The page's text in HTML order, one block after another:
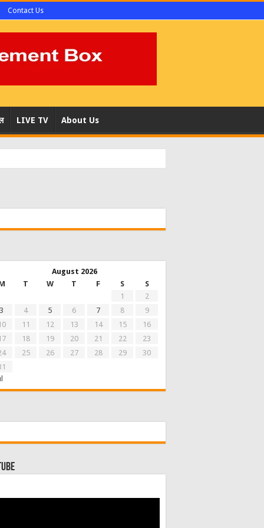
Contact Us
LIVE TV About Us
August 2026
T W T F S
S
1
2
3
4 5 6 7 8
9
11 12 13 14 15
16
18 19 20 21 22
23
25 26 27 28 29
30